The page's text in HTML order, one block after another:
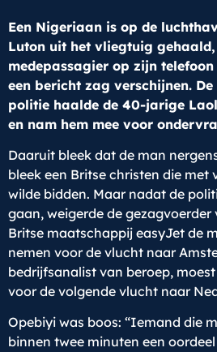
Een Nigeriaan is op de
Luton uit het vliegtuig
medepassagier op zijn telefoon
een bericht zag verschijnen.
politie haalde de 40-jarige
en nam hem mee voor
Daaruit bleek dat de man
bleek een Britse christen die met
wilde bidden. Maar nadat de
gaan, weigerde de
Britse maatschappij easyJet de
nemen voor de vlucht naar
bedrijfsanalist van beroep,
voor de volgende vlucht naar
Opebiyi was boos: “Iemand die
binnen twee minuten een